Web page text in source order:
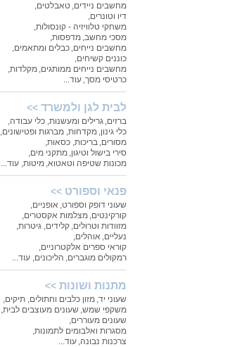
מחשבים ניידים, טאבלטים,
דיו וטונרים,
משחקי טלוויזיה - קונסולות,
מסכי מחשב, מדפסות,
מחשבים נייחים, כבלים ומתאמים,
כוננים קשיחים,
מחשבים נייחים ממותגים, מקלדות,
כרטיסי מסך, עוד...
לבית לגן ולמשרד >>
ברזים, גרילים ומעשנות, כלי עבודה,
כלי גינון, מקדחות, מברגות ופטישונים,
מסורים, בריכות, כסאות,
סירי בישול וטיגון, מתקני מים,
מכונות שטיפה וטאטוא, מיטות, עוד...
פנאי וספורט >>
שעוני דופק וספורט, אופניים,
קורקינטים, מצלמות אקסטרים,
מזוודות וטרולים, קלידים, גיטרות,
נעליים, אוהלים,
קוראי ספרים אלקטרוניים,
רמקולים מוגברים, הליכונים, עוד...
מתנות ושונות >>
שעוני יד, מזון כלבים וחתולים, תיקים,
משקפי שמש, שעונים מעוצבים לבית,
שעונים מעוררים,
מסגרות ואלבומים לתמונות,
צרכנות נבונה, עוד...